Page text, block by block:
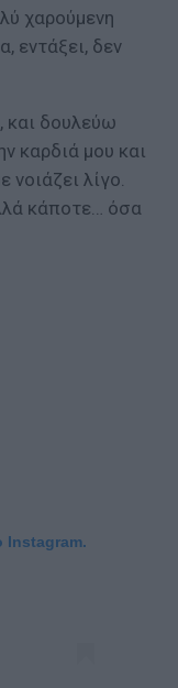
χαρούμενη
εντάξει, δεν
και δουλεύω
καρδιά μου και
λίγο.
κάποτε… όσα
Instagram.